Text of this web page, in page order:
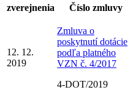
zverejnenia
Číslo zmluvy
12. 12.
2019
Zmluva o
poskytnutí dotácie
podľa platného
VZN č. 4/2017
4-DOT/2019